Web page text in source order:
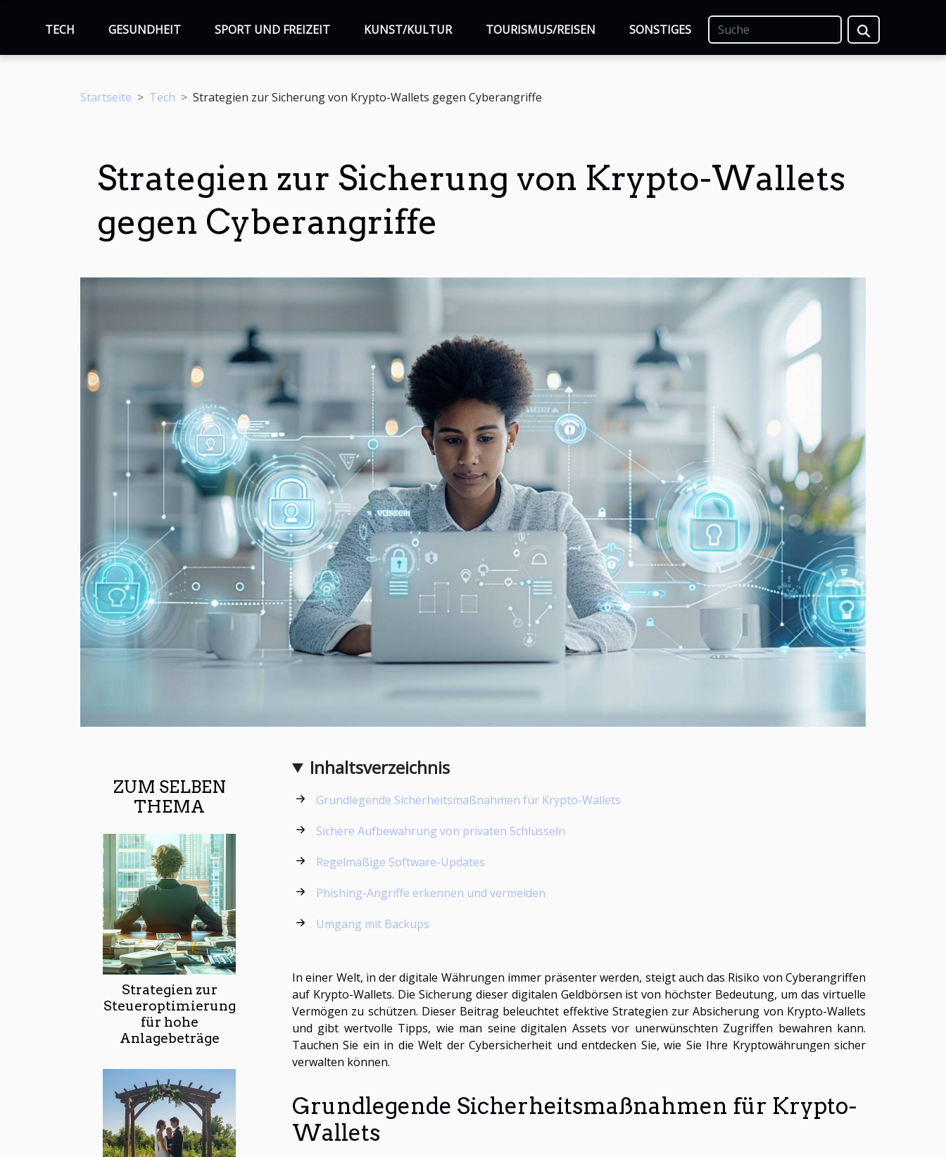
TECH GESUNDHEIT SPORT UND FREIZEIT KUNST/KULTUR TOURISMUS/REISEN SONSTIGES
Startseite Tech Strategien zur Sicherung von Krypto-Wallets gegen Cyberangriffe
Strategien zur Sicherung von Krypto-Wallets
gegen Cyberangriffe
ZUM SELBEN
THEMA
Strategien zur
Steueroptimierung
für hohe
Anlagebeträge
Inhaltsverzeichnis
Grundlegende Sicherheitsmaßnahmen für Krypto-Wallets
Sichere Aufbewahrung von privaten Schlüsseln
Regelmäßige Software-Updates
Phishing-Angriffe erkennen und vermeiden
Umgang mit Backups
In einer Welt, in der digitale Währungen immer präsenter werden, steigt auch das Risiko von Cyberangriffen
auf Krypto-Wallets. Die Sicherung dieser digitalen Geldbörsen ist von höchster Bedeutung, um das virtuelle
Vermögen zu schützen. Dieser Beitrag beleuchtet effektive Strategien zur Absicherung von Krypto-Wallets
und gibt wertvolle Tipps, wie man seine digitalen Assets vor unerwünschten Zugriffen bewahren kann.
Tauchen Sie ein in die Welt der Cybersicherheit und entdecken Sie, wie Sie Ihre Kryptowährungen sicher
verwalten können.
Grundlegende Sicherheitsmaßnahmen für Krypto-
Wallets